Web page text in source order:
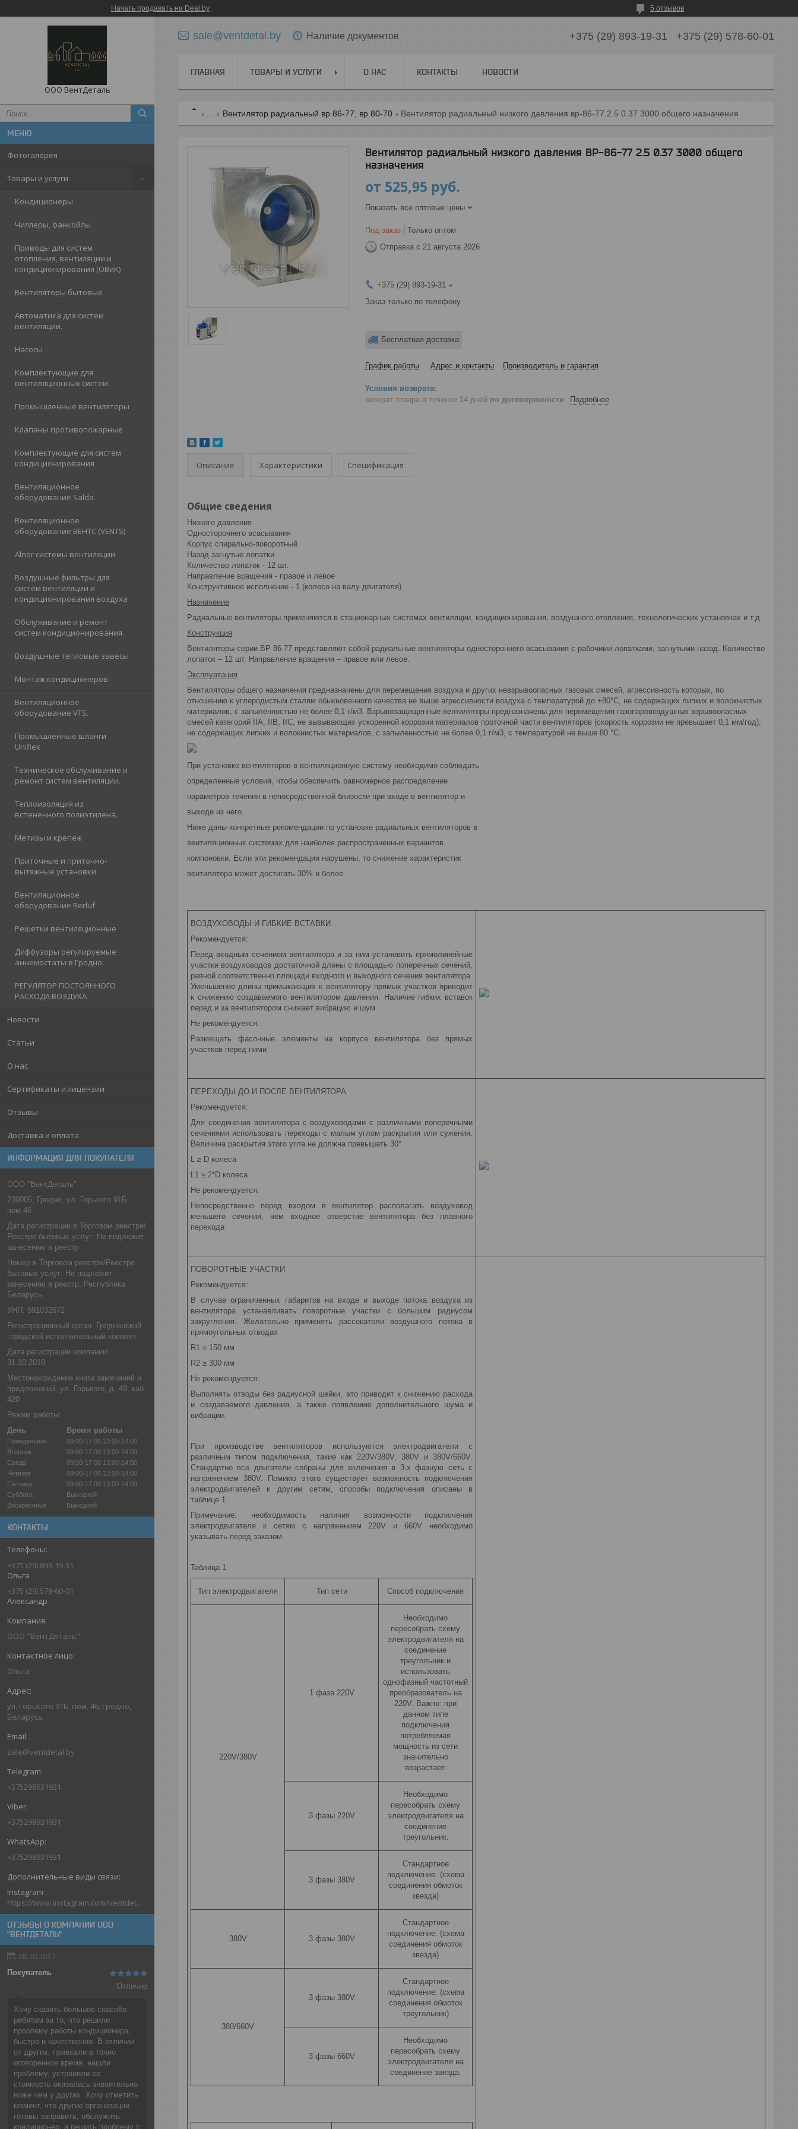
Начать продавать на Deal.by 5 отзывов
ООО ВентДеталь
Фотогалерея
Товары и услуги
Кондиционеры
Чиллеры, фанкойлы
Приводы для систем
отопления, вентиляции и
кондиционирования (ОВиК)
Вентиляторы бытовые
Автоматика для систем
вентиляции.
Насосы
Комплектующие для
вентиляционных систем.
Промышленные вентиляторы
Клапаны противопожарные
Комплектующие для систем
кондиционирования
Вентиляционное
оборудование Salda.
Вентиляционное
оборудование ВЕНТС (VENTS)
Alnor cистемы вентиляции
Воздушные фильтры для
систем вентиляции и
кондиционирования воздуха
Обслуживание и ремонт
систем кондиционирования.
Воздушные тепловые завесы
Монтаж кондиционеров
Вентиляционное
оборудование VTS.
Промышленные шланги
Uniflex
Техническое обслуживание и
ремонт систем вентиляции.
Теплоизоляция из
вспененного полиэтилена.
Метизы и крепеж
Приточные и приточно-
вытяжные установки
Вентиляционное
оборудование Berluf
Решетки вентиляционные
Диффузоры регулируемые
аннемостаты в Гродно.
РЕГУЛЯТОР ПОСТОЯННОГО
РАСХОДА ВОЗДУХА
Новости
Статьи
О нас
Сертификаты и лицензии
Отзывы
Доставка и оплата
ИНФОРМАЦИЯ ДЛЯ ПОКУПАТЕЛЯ
ООО "ВентДеталь"
230005, Гродно, ул. Горького 91Б,
пом.46
Дата регистрации в Торговом реестре/
Реестре бытовых услуг: Не подлежит
занесению в реестр
Номер в Торговом реестре/Реестре
бытовых услуг: Не подлежит
занесению в реестр, Республика
Беларусь
УНП: 591032672
Регистрационный орган: Гродненский
городской исполнительный комитет
Дата регистрации компании:
31.10.2019
Местонахождение книги замечаний и
предложений: ул. Горького, д. 49, каб.
420
Режим работы:
День
Время работы
Понедельник 09:00-17:00 13:00-14:00
Вторник
09:00-17:00 13:00-14:00
Среда
09:00-17:00 13:00-14:00
Четверг
09:00-17:00 13:00-14:00
Пятница
09:00-17:00 13:00-14:00
Суббота
Выходной
Воскресенье
Выходной
КОНТАКТЫ
+375 (29) 893-19-31
Ольга
+375 (29) 578-60-01
Александр
ООО "ВентДеталь"
Ольга
ул. Горького 91Б, пом. 46, Гродно,
Беларусь
sale@ventdetal.by
+375298931931
+375298931931
+375298931931
Instagram
https://www.instagram.com/ventdetal_grodno/
ОТЗЫВЫ О КОМПАНИИ ООО
"ВЕНТДЕТАЛЬ"
08.10.2017
Покупатель
Отлично
Хочу сказать большое спасибо
ребятам за то, что решили
проблему работы кондиционера,
быстро и качественно. В отличии
от других, приехали в точно
оговоренное время, нашли
проблему, устранили ее,
стоимость оказалась значительно
ниже чем у других. Хочу отметить
момент, что другие организации
готовы заправить, обслужить
кондиционер, а решить проблему с
sale@ventdetal.by Наличие документов +375 (29) 893-19-31 +375 (29) 578-60-01
ГЛАВНАЯ ТОВАРЫ И УСЛУГИ О НАС КОНТАКТЫ НОВОСТИ
Вентилятор радиальный вр 86-77, вр 80-70 Вентилятор радиальный низкого давления вр-86-77 2.5 0.37 3000 общего назначения
Вентилятор радиальный низкого давления ВР-86-77 2.5 0.37 3000 общего
назначения
от 525,95 руб.
Показать все оптовые цены
Под заказ
Только оптом
Отправка с 21 августа 2026
+375 (29) 893-19-31
Заказ только по телефону
Бесплатная доставка
График работы Адрес и контакты Производитель и гарантия
возврат товара в течение 14 дней по договоренности Подробнее
Описание Характеристики Спецификация
Общие сведения
Низкого давления
Одностороннего всасывания
Корпус спирально-поворотный
Назад загнутые лопатки
Количество лопаток - 12 шт.
Направление вращения - правое и левое
Конструктивное исполнение - 1 (колесо на валу двигателя)
Назначение
Радиальные вентиляторы применяются в стационарных системах вентиляции, кондиционирования, воздушного отопления, технологических установках и т.д.
Конструкция
Вентиляторы серии ВР 86-77 представляют собой радиальные вентиляторы одностороннего всасывания с рабочими лопатками, загнутыми назад. Количество
лопаток – 12 шт. Направление вращения – правое или левое.
Эксплуатация
Вентиляторы общего назначения предназначены для перемещения воздуха и других невзрывоопасных газовых смесей, агрессивность которых, по
отношению к углеродистым сталям обыкновенного качества не выше агрессивности воздуха с температурой до +80°С, не содержащих липких и волокнистых
материалов, с запыленностью не более 0,1 г/м3. Взрывозащищенные вентиляторы предназначены для перемещения газопаровоздушных взрывоопасных
смесей категорий IIA, IIВ, IIС, не вызывающих ускоренной коррозии материалов проточной части вентиляторов (скорость коррозии не превышает 0,1 мм/год),
не содержащих липких и волокнистых материалов, с запыленностью не более 0,1 г/м3, с температурой не выше 80 °С.
При установке вентиляторов в вентиляционную систему необходимо соблюдать
определенные условия, чтобы обеспечить равномерное распределение
параметров течения в непосредственной близости при входе в вентилятор и
выходе из него.
Ниже даны конкретные рекомендации по установке радиальных вентиляторов в
вентиляционных системах для наиболее распространенных вариантов
компоновки. Если эти рекомендации нарушены, то снижение характеристик
вентилятора может достигать 30% и более.
ВОЗДУХОВОДЫ И ГИБКИЕ ВСТАВКИ
Рекомендуется:
Перед входным сечением вентилятора и за ним установить прямоли­нейные
участки воздуховодов достаточной длины с площадью поперечных сечений,
равной соответственно площади входного и выходного сечения вентилятора.
Уменьшение длины примыкающих к вентилятору прямых участков приводит
к снижению создаваемого вентилятором давления. Наличие гибких вставок
перед и за вентилятором снижает вибрацию и шум.
Не рекомендуется:
Размещать фасонные элементы на корпусе вентилятора без прямых
участков перед ними
ПЕРЕХОДЫ ДО И ПОСЛЕ ВЕНТИЛЯТОРА
Рекомендуется:
Для соединения вентилятора с воздуховодами с различными поперечными
сечениями использовать переходы с малым углом раскрытия или сужения.
Величина раскрытия этого угла не должна превышать 30°
L ≥ D колеса
L1 ≥ 2*D колеса
Не рекомендуется:
Непосредственно перед входом в вентилятор располагать воздуховод
меньшего сечения, чем входное отверстие вентилятора без плавного
перехода
ПОВОРОТНЫЕ УЧАСТКИ
Рекомендуется:
В случае ограниченных габаритов на входе и выходе потока воздуха из
вентилятора устанавливать поворотные участки с большим радиусом
закругления. Желательно применять рассекатели воздушного потока в
прямоугольных отводах
R1 ≥ 150 мм
R2 ≥ 300 мм
Не рекомендуется:
Выполнять отводы без радиусной шейки, это приводит к снижению расхода
и создаваемого давления, а также появлению дополнительного шума и
вибрации.
При производстве вентиляторов используются электродвигатели с
различным типом подключения, такие как 220V/380V, 380V и 380V/660V.
Стандартно все двигатели собраны для включения в 3-х фазную сеть с
напряжением 380V. Помимо этого существует возможность подключения
электродвигателей к другим сетям, способы подключения описаны в
таблице 1.
Примечание: необходимость наличия возможности подключения
электродвигателя к сетям с напряжением 220V и 660V необходимо
указывать перед заказом.
Таблица 1
Тип электродвигателя Тип сети Способ подключения
220V/380V
1 фаза 220V
Необходимо
пересобрать схему
электродвигателя на
соединение
треугольник и
использовать
однофазный частотный
преобразователь на
220V. Важно: при
данном типе
подключения
потребляемая
мощность из сети
значительно
возрастает.
3 фазы 220V
Необходимо
пересобрать схему
электродвигателя на
соединение
треугольник.
3 фазы 380V
Стандартное
подключение. (схема
соединения обмоток
звезда)
380V 3 фазы 380V
Стандартное
подключение. (схема
соединения обмоток
звезда)
380/660V
3 фазы 380V
Стандартное
подключение. (схема
соединения обмоток
треугольник)
3 фазы 660V
Необходимо
пересобрать схему
электродвигателя на
соединение звезда.